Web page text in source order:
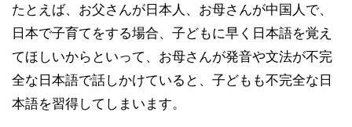
たとえば、お父さんが日本人、お母さんが中国人で、
日本で子育てをする場合、子どもに早く日本語を覚え
てほしいからといって、お母さんが発音や文法が不完
全な日本語で話しかけていると、子どもも不完全な日
本語を習得してしまいます。